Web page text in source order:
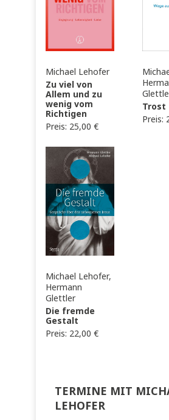
Michael Lehofer
Zu viel von
Allem und zu
wenig vom
Richtigen
Preis: 25,00€
Trost
Preis:
Michael Lehofer,
Hermann
Glettler
Die fremde
Gestalt
Preis: 22,00€
TERMINE MIT
LEHOFER